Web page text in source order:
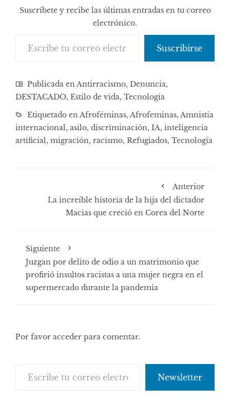
Suscríbete y recibe las últimas entradas en tu correo
electrónico.
Suscribirse
Publicada enAntirracismo, Denuncia,
DESTACADO, Estilo de vida, Tecnología
Etiquetado enAfroféminas, Afrofeminas, Amnistía
internacional, asilo, discriminación, IA, inteligencia
artificial, migración, racismo, Refugiados, Tecnología
Anterior
La increíble historia de la hija del dictador
Macias que creció en Corea del Norte
Siguiente
Juzgan por delito de odio a un matrimonio que
profirió insultos racistas a una mujer negra en el
supermercado durante la pandemia
Por favor acceder para comentar.
Newsletter